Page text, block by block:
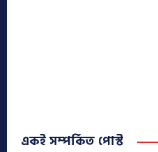
একই সম্পর্কিত পোস্ট